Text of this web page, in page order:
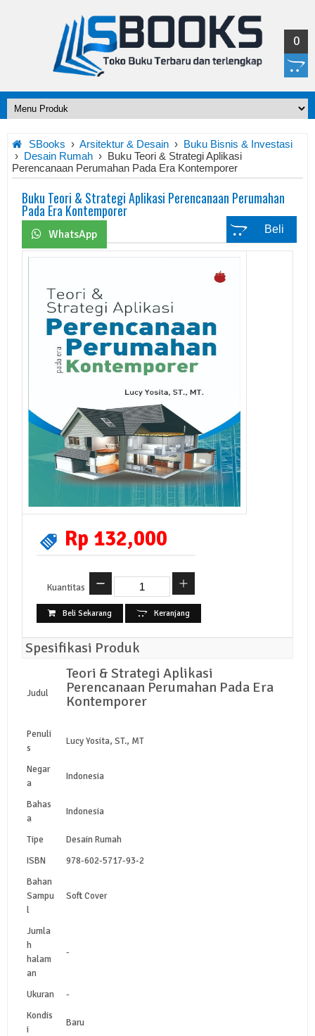
SBooks › Arsitektur & Desain › Buku Bisnis & Investasi
› Desain Rumah › Buku Teori & Strategi Aplikasi
Perencanaan Perumahan Pada Era Kontemporer
Buku Teori & Strategi Aplikasi Perencanaan Perumahan
Pada Era Kontemporer
WhatsApp
Rp 132,000
Kuantitas
Beli Sekarang Keranjang
Spesifikasi Produk
Judul
Teori & Strategi Aplikasi
Perencanaan Perumahan Pada Era
Kontemporer
Penuli
s
Lucy Yosita, ST., MT
Negar
a
Indonesia
Bahas
a
Indonesia
Tipe
Desain Rumah
ISBN
978-602-5717-93-2
Bahan
Sampu
l
Soft Cover
Jumla
h
halam
an
-
Ukuran
-
Kondis
i
Baru
0